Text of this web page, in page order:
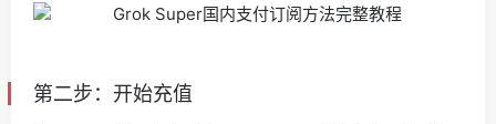
第二步：开始充值